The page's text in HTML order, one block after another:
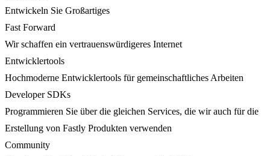
Entwickeln Sie Großartiges
Fast Forward
Wir schaffen ein vertrauenswürdigeres Internet
Entwicklertools
Hochmoderne Entwicklertools für gemeinschaftliches Arbeiten
Developer SDKs
Programmieren Sie über die gleichen Services, die wir auch für die
Erstellung von Fastly Produkten verwenden
Community